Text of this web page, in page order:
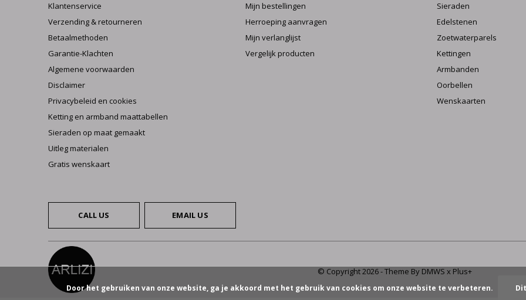
Klantenservice
Verzending & retourneren
Betaalmethoden
Garantie-Klachten
Algemene voorwaarden
Disclaimer
Privacybeleid en cookies
Ketting en armband maattabellen
Sieraden op maat gemaakt
Uitleg materialen
Gratis wenskaart
Mijn bestellingen
Herroeping aanvragen
Mijn verlanglijst
Vergelijk producten
Sieraden
Edelstenen
Zoetwaterparels
Kettingen
Armbanden
Oorbellen
Wenskaarten
CALL US EMAIL US
© Copyright2026- Theme By DMWS x Plus+
Door het gebruiken van onze website, ga je akkoord met het gebruik van cookies om onze website te verbeteren.